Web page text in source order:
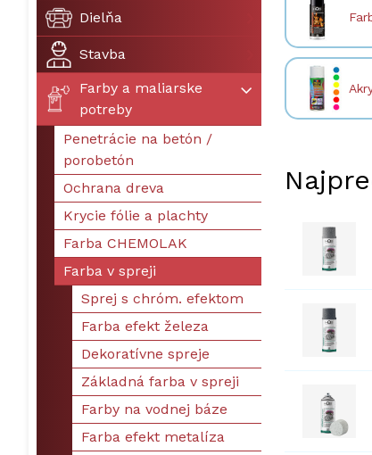
Dielňa
Stavba
Farby a maliarske
potreby
Penetrácie na betón /
porobetón
Ochrana dreva
Krycie fólie a plachty
Farba CHEMOLAK
Farba v spreji
Sprej s chróm. efektom
Farba efekt železa
Dekoratívne spreje
Základná farba v spreji
Farby na vodnej báze
Farba efekt metalíza